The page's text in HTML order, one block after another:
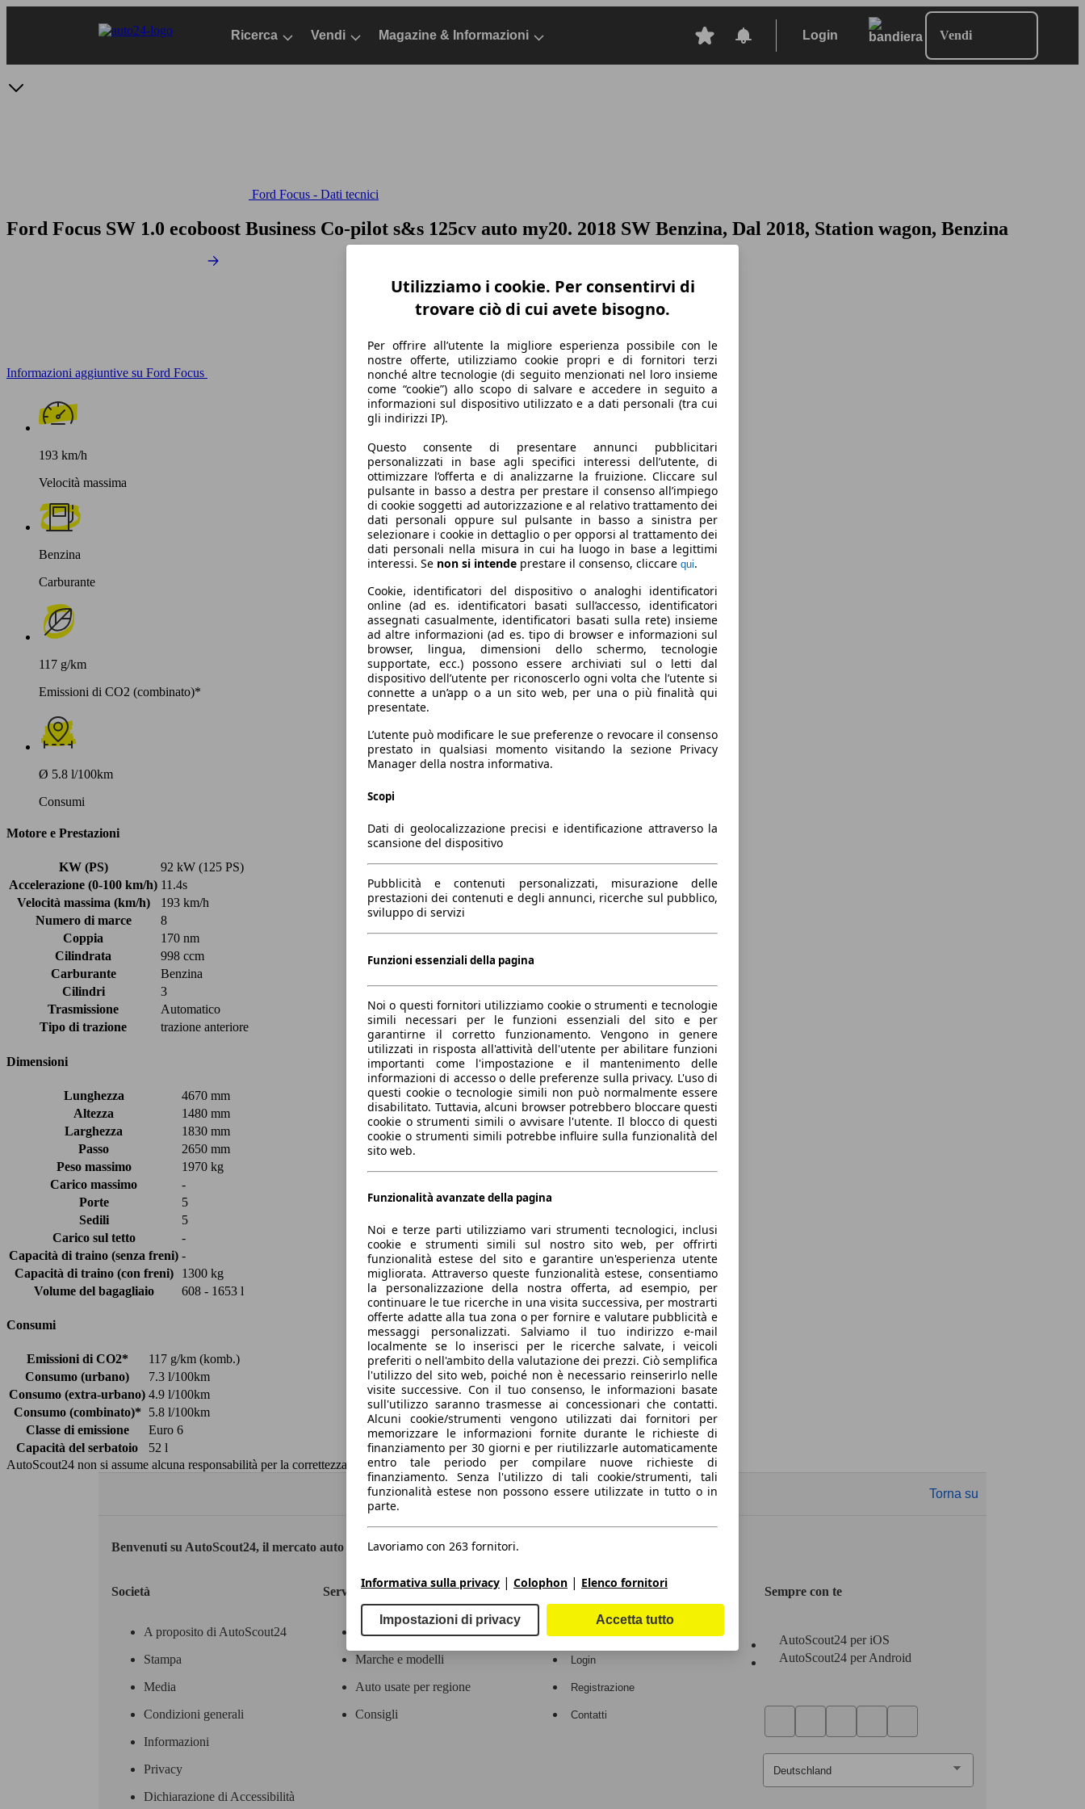
Ricerca Vendi Magazine & Informazioni Login Vendi
Ford Focus - Dati tecnici
Ford Focus SW 1.0 ecoboost Business Co-pilot s&s 125cv auto my20. 2018 SW Benzina, Dal 2018, Station wagon, Benzina
Informazioni aggiuntive su Ford Focus
193 km/h
Velocità massima
Benzina
Carburante
117 g/km
Emissioni di CO2 (combinato)*
Ø 5.8 l/100km
Consumi
Motore e Prestazioni
KW (PS)
92 kW (125 PS)
Accelerazione (0-100 km/h) 11.4s
Velocità massima (km/h)
193 km/h
Numero di marce
8
Coppia
170 nm
Cilindrata
998 ccm
Carburante
Benzina
Cilindri
3
Trasmissione
Automatico
Tipo di trazione
trazione anteriore
Dimensioni
Lunghezza
4670 mm
Altezza
1480 mm
Larghezza
1830 mm
Passo
2650 mm
Peso massimo
1970 kg
Carico massimo
-
Porte
5
Sedili
5
Carico sul tetto
-
Capacità di traino (senza freni) -
Capacità di traino (con freni)
1300 kg
Volume del bagagliaio
608 - 1653 l
Consumi
Emissioni di CO2*
117 g/km (komb.)
Consumo (urbano)
7.3 l/100km
Consumo (extra-urbano) 4.9 l/100km
Consumo (combinato)*
5.8 l/100km
Classe di emissione
Euro 6
Capacità del serbatoio
52 l
AutoScout24 non si assume alcuna responsabilità per la correttezza dei dati.
Torna su
Benvenuti su AutoScout24, il mercato auto europeo.
Società
A proposito di AutoScout24
Stampa
Media
Condizioni generali
Informazioni
Privacy
Dichiarazione di Accessibilità
Servizi
Contatti
Marche e modelli
Auto usate per regione
Consigli
Area rivenditori
Login
Registrazione
Contatti
Sempre con te
AutoScout24 per iOS
AutoScout24 per Android
Utilizziamo i cookie. Per consentirvi di
trovare ciò di cui avete bisogno.
Per offrire all’utente la migliore esperienza possibile con le
nostre offerte, utilizziamo cookie propri e di fornitori terzi
nonché altre tecnologie (di seguito menzionati nel loro insieme
come “cookie”) allo scopo di salvare e accedere in seguito a
informazioni sul dispositivo utilizzato e a dati personali (tra cui
gli indirizzi IP).
Questo consente di presentare annunci pubblicitari
personalizzati in base agli specifici interessi dell’utente, di
ottimizzare l’offerta e di analizzarne la fruizione. Cliccare sul
pulsante in basso a destra per prestare il consenso all’impiego
di cookie soggetti ad autorizzazione e al relativo trattamento dei
dati personali oppure sul pulsante in basso a sinistra per
selezionare i cookie in dettaglio o per opporsi al trattamento dei
dati personali nella misura in cui ha luogo in base a legittimi
interessi. Se non si intende prestare il consenso, cliccare qui.
Cookie, identificatori del dispositivo o analoghi identificatori
online (ad es. identificatori basati sull’accesso, identificatori
assegnati casualmente, identificatori basati sulla rete) insieme
ad altre informazioni (ad es. tipo di browser e informazioni sul
browser, lingua, dimensioni dello schermo, tecnologie
supportate, ecc.) possono essere archiviati sul o letti dal
dispositivo dell’utente per riconoscerlo ogni volta che l’utente si
connette a un’app o a un sito web, per una o più finalità qui
presentate.
L’utente può modificare le sue preferenze o revocare il consenso
prestato in qualsiasi momento visitando la sezione Privacy
Manager della nostra informativa.
Scopi
Dati di geolocalizzazione precisi e identificazione attraverso la
scansione del dispositivo
Pubblicità e contenuti personalizzati, misurazione delle
prestazioni dei contenuti e degli annunci, ricerche sul pubblico,
sviluppo di servizi
Funzioni essenziali della pagina
Noi o questi fornitori utilizziamo cookie o strumenti e tecnologie
simili necessari per le funzioni essenziali del sito e per
garantirne il corretto funzionamento. Vengono in genere
utilizzati in risposta all'attività dell'utente per abilitare funzioni
importanti come l'impostazione e il mantenimento delle
informazioni di accesso o delle preferenze sulla privacy. L'uso di
questi cookie o tecnologie simili non può normalmente essere
disabilitato. Tuttavia, alcuni browser potrebbero bloccare questi
cookie o strumenti simili o avvisare l'utente. Il blocco di questi
cookie o strumenti simili potrebbe influire sulla funzionalità del
sito web.
Funzionalità avanzate della pagina
Noi e terze parti utilizziamo vari strumenti tecnologici, inclusi
cookie e strumenti simili sul nostro sito web, per offrirti
funzionalità estese del sito e garantire un'esperienza utente
migliorata. Attraverso queste funzionalità estese, consentiamo
la personalizzazione della nostra offerta, ad esempio, per
continuare le tue ricerche in una visita successiva, per mostrarti
offerte adatte alla tua zona o per fornire e valutare pubblicità e
messaggi personalizzati. Salviamo il tuo indirizzo e-mail
localmente se lo inserisci per le ricerche salvate, i veicoli
preferiti o nell'ambito della valutazione dei prezzi. Ciò semplifica
l'utilizzo del sito web, poiché non è necessario reinserirlo nelle
visite successive. Con il tuo consenso, le informazioni basate
sull'utilizzo saranno trasmesse ai concessionari che contatti.
Alcuni cookie/strumenti vengono utilizzati dai fornitori per
memorizzare le informazioni fornite durante le richieste di
finanziamento per 30 giorni e per riutilizzarle automaticamente
entro tale periodo per compilare nuove richieste di
finanziamento. Senza l'utilizzo di tali cookie/strumenti, tali
funzionalità estese non possono essere utilizzate in tutto o in
parte.
Lavoriamo con 263 fornitori.
Informativa sulla privacy | Colophon | Elenco fornitori
Impostazioni di privacy Accetta tutto